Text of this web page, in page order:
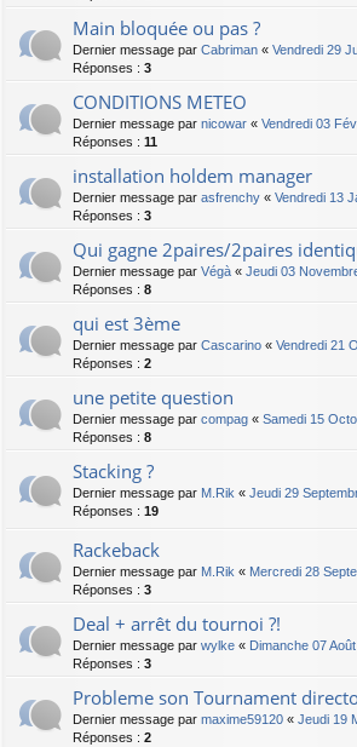
Main bloquée ou pas ?
Dernier message par Cabriman « Vendredi 29
Réponses : 3
CONDITIONS METEO
Dernier message par nicowar « Vendredi 03
Réponses : 11
installation holdem manager
Dernier message par asfrenchy « Vendredi 13
Réponses : 3
Qui gagne 2paires/2paires
Dernier message par Végà « Jeudi 03
Réponses : 8
qui est 3ème
Dernier message par Cascarino « Vendredi 21
Réponses : 2
une petite question
Dernier message par compag « Samedi 15
Réponses : 8
Stacking ?
Dernier message par M.Rik « Jeudi 29
Réponses : 19
Rackeback
Dernier message par M.Rik « Mercredi 28
Réponses : 3
Deal + arrêt du tournoi ?!
Dernier message par wylke « Dimanche 07
Réponses : 3
Probleme son Tournament
Dernier message par maxime59120 « Jeudi 19
Réponses : 2